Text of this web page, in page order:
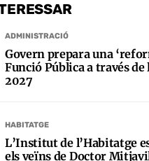
ADMINISTRACIÓ
Govern prepara una
Funció Pública a través
2027
HABITATGE
L’Institut de l’Habitatge
els veïns de Doctor